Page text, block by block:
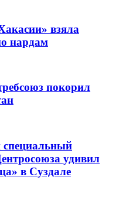
взяла
нардам
покорил
специальный
удивил
в Суздале